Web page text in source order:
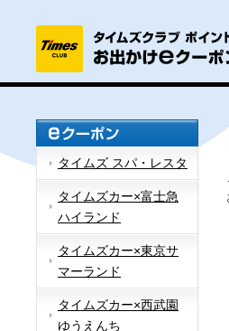
タイムズ スパ・レスタ
タイムズカー×富士急
ハイランド
タイムズカー×東京サ
マーランド
タイムズカー×西武園
ゆうえんち